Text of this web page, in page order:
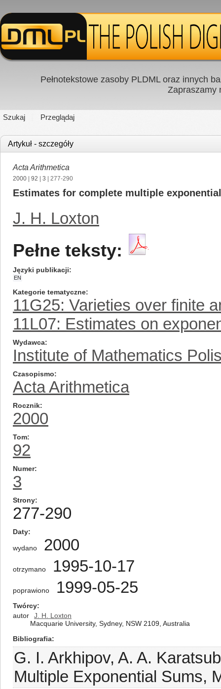
Pełnotekstowe zasoby PLDML oraz innych
Zapraszamy
Szukaj Przeglądaj
Artykuł - szczegóły
Acta Arithmetica
2000 92 3 | 277-290
Estimates for complete multiple
J. H. Loxton
Pełne teksty:
Języki publikacji
EN
Kategorie tematyczne
11G25: Varieties over finite
11L07: Estimates on
Wydawca
Institute of Mathematics
Czasopismo
Acta Arithmetica
Rocznik
2000
Tom
92
Numer
3
Strony
277-290
Daty
wydano 2000
otrzymano 1995-10-17
poprawiono 1999-05-25
Twórcy
autor
J. H. Loxton
Macquarie University, Sydney, NSW 2109, Australia
Bibliografia
G. I. Arkhipov, A. A.
Multiple Exponential Sums,